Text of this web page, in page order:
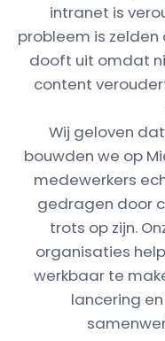
intranet is
probleem is
dooft uit omdat
content
Wij geloven
bouwden we op
medewerkers
gedragen door
trots op zijn.
organisaties
werkbaar te
lancering